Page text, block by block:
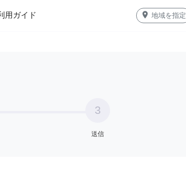
用ガイド place 地域を指定
料理
3
送信